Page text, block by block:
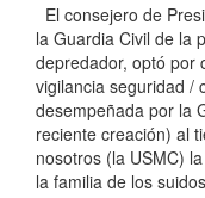
El consejero de
la Guardia Civil de la
depredador, optó por
vigilancia seguridad /
desempeñada por la
reciente creación) al
nosotros (la USMC)
la familia de los